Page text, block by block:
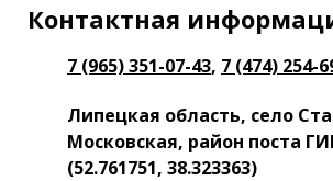
Контактная
7 (965) 351-07-43, 7 (474) 254-
Липецкая область, село
Московская, район поста
(52.761751, 38.323363)